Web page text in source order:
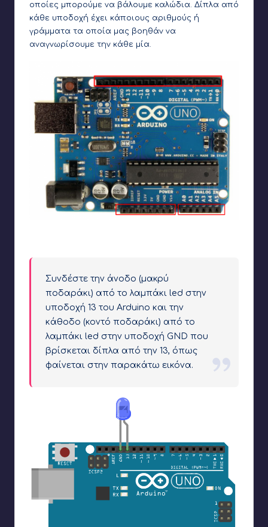
οποίες μπορούμε να βάλουμε καλώδια. Δίπλα από
κάθε υποδοχή έχει κάποιους αριθμούς ή
γράμματα τα οποία μας βοηθάν να
αναγνωρίσουμε την κάθε μία.
Συνδέστε την άνοδο (μακρύ
ποδαράκι) από το λαμπάκι led στην
υποδοχή 13 του Arduino και την
κάθοδο (κοντό ποδαράκι) από το
λαμπάκι led στην υποδοχή GND που
βρίσκεται δίπλα από την 13, όπως
φαίνεται στην παρακάτω εικόνα.